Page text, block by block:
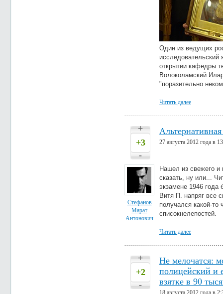
Один из ведущих
открытии кафедры
Волоколамский
"поразительно
Читать далее
+
+3
-
27 августа 2012 года в
Стефанов
Марат
Антонович
Нашел из свежего
сказать, ну или...
экзамене 1946
Витя П. напряг все
получался какой-
списокнелепостей.
Читать далее
+
+2
-
Не мелочатся:
полицейский и
взятке в 90